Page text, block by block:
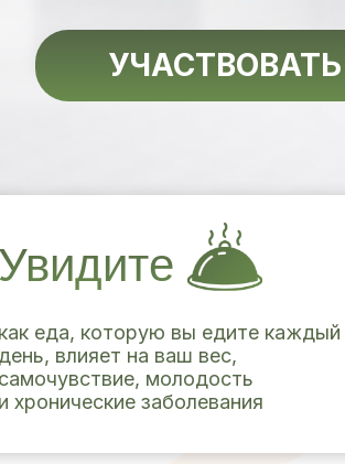
еда, которую вы едите каждый
влияет на ваш вес,
молодость
хронические заболевания